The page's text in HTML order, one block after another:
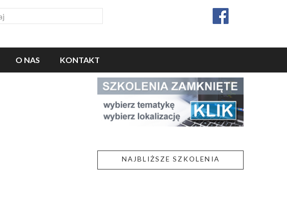
O NAS KONTAKT
NAJBLIŻSZE SZKOLENIA